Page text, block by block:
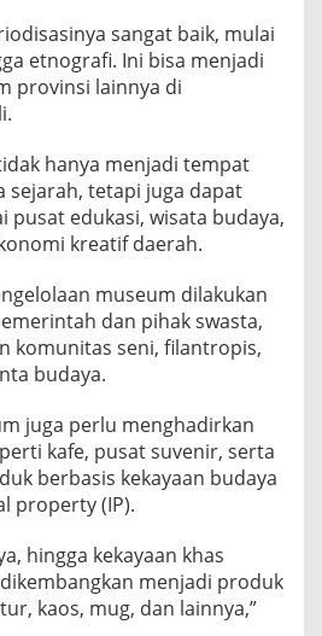
sangat baik, mulai
etnografi. Ini bisa menjadi
provinsi lainnya di
hanya menjadi tempat
sejarah, tetapi juga dapat
pusat edukasi, wisata budaya,
kreatif daerah.
museum dilakukan
dan pihak swasta,
komunitas seni, filantropis,
budaya.
juga perlu menghadirkan
kafe, pusat suvenir, serta
berbasis kekayaan budaya
property (IP).
hingga kekayaan khas
menjadi produk
kaos, mug, dan lainnya,”